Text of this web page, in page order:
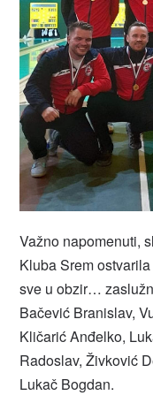
Važno napomenuti,
Kluba Srem
sve u obzir…
Bačević Branislav,
Kličarić Anđelko,
Radoslav, Živković
Lukač Bogdan.